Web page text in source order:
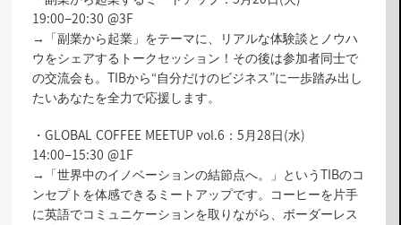
19:00−20:30 @3F
→「副業から起業」をテーマに、リアルな体験談とノウハ
ウをシェアするトークセッション！その後は参加者同士で
の交流会も。TIBから“自分だけのビジネス”に一歩踏み出し
たいあなたを全力で応援します。
・GLOBAL COFFEE MEETUP vol.6：5月28日(水)
14:00−15:30 @1F
→「世界中のイノベーションの結節点へ。」というTIBのコ
ンセプトを体感できるミートアップです。コーヒーを片手
に英語でコミュニケーションを取りながら、ボーダーレス